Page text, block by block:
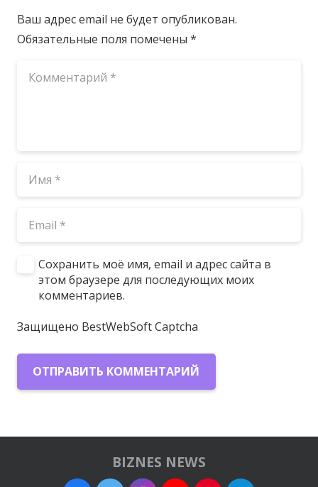
Ваш адрес email не будет опубликован.
Обязательные поля помечены *
Сохранить моё имя, email и адрес сайта в
этом браузере для последующих моих
комментариев.
Защищено BestWebSoft Captcha
ОТПРАВИТЬ КОММЕНТАРИЙ
BIZNES NEWS